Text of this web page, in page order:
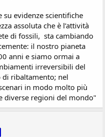
su evidenze scientifiche
assoluta che è l’attività
di fossili, sta cambiando
il nostro pianeta
anni e siamo ormai a
irreversibili del
ribaltamento; nel
in modo molto più
diverse regioni del mondo"